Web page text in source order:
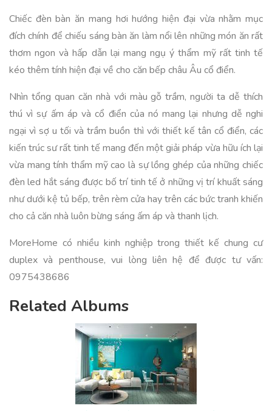
Chiếc đèn bàn ăn mang hơi hướng hiện đại vừa nhằm mục
đích chính để chiếu sáng bàn ăn làm nổi lên những món ăn rất
thơm ngon và hấp dẫn lại mang ngụ ý thẩm mỹ rất tinh tế
kéo thêm tính hiện đại về cho căn bếp châu Âu cổ điển.
Nhìn tổng quan căn nhà với màu gỗ trầm, người ta dễ thích
thú vì sự ấm áp và cổ điển của nó mang lại nhưng dễ nghi
ngại vì sợ u tối và trầm buồn thì với thiết kế tân cổ điển, các
kiến trúc sư rất tinh tế mang đến một giải pháp vừa hữu ích lại
vừa mang tính thẩm mỹ cao là sự lồng ghép của những chiếc
đèn led hắt sáng được bố trí tinh tế ở những vị trí khuất sáng
như dưới kệ tủ bếp, trên rèm cửa hay trên các bức tranh khiến
cho cả căn nhà luôn bừng sáng ấm áp và thanh lịch.
MoreHome có nhiều kinh nghiệp trong thiết kế chung cư
duplex và penthouse, vui lòng liên hệ để được tư vấn:
0975438686
Related Albums